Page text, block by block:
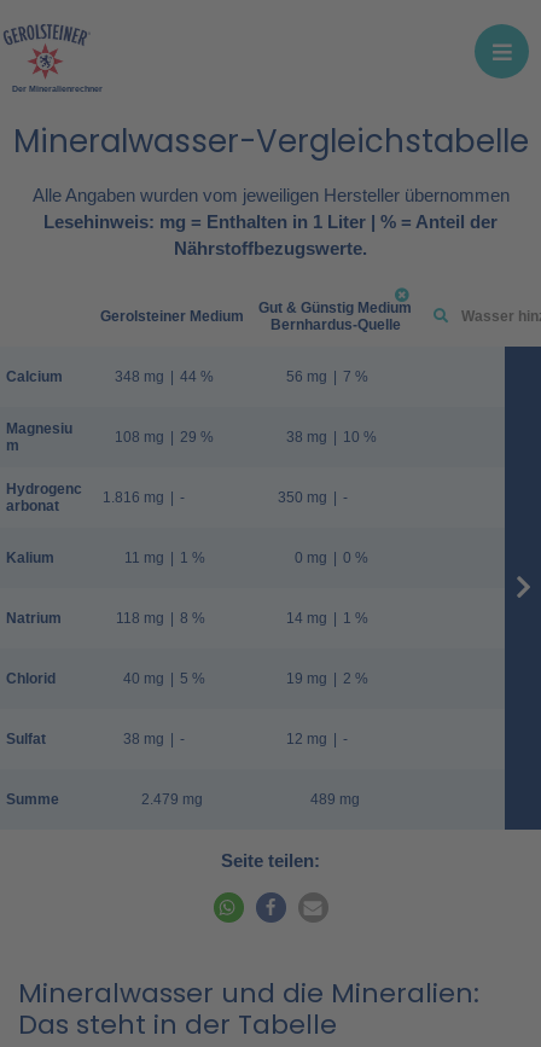
Der Mineralienrechner
Mineralwasser-Vergleichstabelle
Alle Angaben wurden vom jeweiligen Hersteller übernommen
Lesehinweis: mg = Enthalten in 1 Liter | % = Anteil der
Nährstoffbezugswerte.
Calcium
Magnesiu
m
Hydrogenc
arbonat
Kalium
Natrium
Chlorid
Sulfat
Summe
Gerolsteiner Medium
348 mg | 44 %
108 mg | 29 %
1.816 mg | -
11 mg | 1 %
118 mg | 8 %
40 mg | 5 %
38 mg | -
2.479 mg
Gut & Günstig Medium
Bernhardus-Quelle
56 mg | 7 %
38 mg | 10 %
350 mg | -
0 mg | 0 %
14 mg | 1 %
19 mg | 2 %
12 mg | -
489 mg
Seite teilen:
Mineralwasser und die Mineralien:
Das steht in der Tabelle